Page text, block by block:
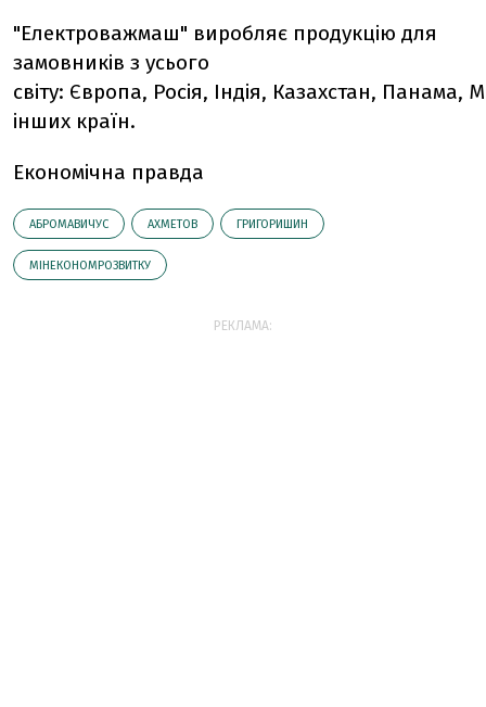
"Електроважмаш" виробляє продукцію для
замовників з усього
світу: Європа, Росія, Індія, Казахстан, Панама,
інших країн.
Економічна правда
АБРОМАВИЧУС АХМЕТОВ ГРИГОРИШИН
МІНЕКОНОМРОЗВИТКУ
РЕКЛАМА: